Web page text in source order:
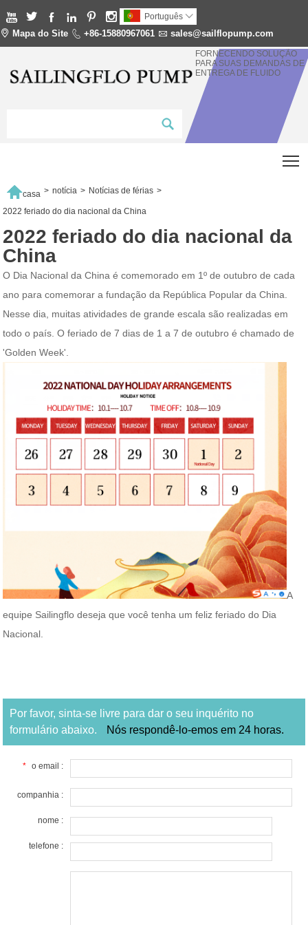
      Português 
 Mapa do Site  +86-15880967061  sales@sailflopump.com
FORNECENDO SOLUÇÃO
PARA SUAS DEMANDAS DE
ENTREGA DE FLUIDO
casa > notícia > Notícias de férias >
2022 feriado do dia nacional da China
2022 feriado do dia nacional da
China
O Dia Nacional da China é comemorado em 1º de outubro de cada
ano para comemorar a fundação da República Popular da China.
Nesse dia, muitas atividades de grande escala são realizadas em
todo o país. O feriado de 7 dias de 1 a 7 de outubro é chamado de
'Golden Week'.
A
equipe Sailingflo deseja que você tenha um feliz feriado do Dia
Nacional.
Por favor, sinta-se livre para dar o seu inquérito no
formulário abaixo.
Nós respondê-lo-emos em 24 horas.
* o email :
companhia :
nome :
telefone :